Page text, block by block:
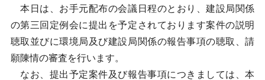
本日は、お手元配布の会議日程のとおり、建設局関係
の第三回定例会に提出を予定されております案件の説明
聴取並びに環境局及び建設局関係の報告事項の聴取、請
願陳情の審査を行います。
なお、提出予定案件及び報告事項につきましては、本